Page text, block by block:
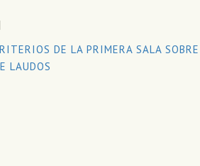
DE LA PRIMERA SALA
LAUDOS